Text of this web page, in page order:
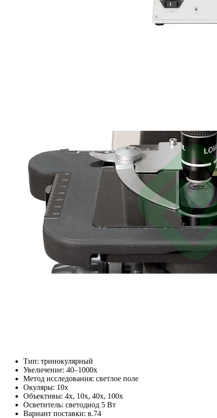
Тип: тринокулярный
Увеличение: 40–1000x
Метод исследования: светлое поле
Окуляры: 10x
Объективы: 4x, 10x, 40x, 100x
Осветитель: светодиод 5 Вт
Вариант поставки: в.74